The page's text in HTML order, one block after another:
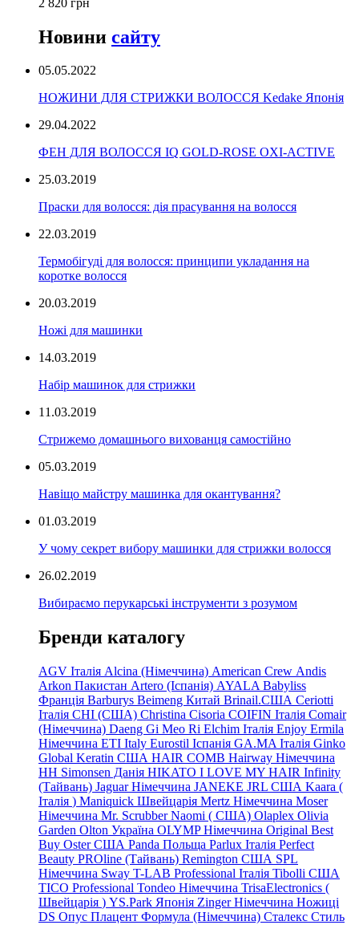
Новини сайту
05.05.2022
НОЖИНИ ДЛЯ СТРИЖКИ ВОЛОССЯ Kedake Японія
29.04.2022
ФЕН ДЛЯ ВОЛОССЯ IQ GOLD-ROSE OXI-ACTIVE
25.03.2019
Праски для волосся: дія прасування на волосся
22.03.2019
Термобігуді для волосся: принципи укладання на
коротке волосся
20.03.2019
Ножі для машинки
14.03.2019
Набір машинок для стрижки
11.03.2019
Стрижемо домашнього вихованця самостійно
05.03.2019
Навіщо майстру машинка для окантування?
01.03.2019
У чому секрет вибору машинки для стрижки волосся
26.02.2019
Вибираємо перукарські інструменти з розумом
Бренди каталогу
AGV Італія Alcina (Німеччина) American Crew Andis
Arkon Пакистан Artero (Іспанія) AYALA Babyliss
Франція Barburys Beimeng Китай Brinail.США Ceriotti
Італія CHI (США) Christina Cisoria COIFIN Італія Comair
(Німеччина) Daeng Gi Meo Ri Elchim Італія Enjoy Ermila
Німеччина ETI Italy Eurostil Іспанія GA.MA Італія Ginko
Global Keratin США HAIR COMB Hairway Німеччина
HH Simonsen Данія HIKATO I LOVE MY HAIR Infinity
(Тайвань) Jaguar Німеччина JANEKE JRL США Kaara (
Італія ) Maniquick Швейцарія Mertz Німеччина Moser
Німеччина Mr. Scrubber Naomi ( США) Olaplex Olivia
Garden Olton Україна OLYMP Німеччина Original Best
Buy Oster США Panda Польща Parlux Італія Perfect
Beauty PROline (Тайвань) Remington США SPL
Німеччина Sway T-LAB Professional Італія Tibolli США
TICO Professional Tondeo Німеччина TrisaElectronics (
Швейцарія ) YS.Park Японія Zinger Німеччина Ножиці
DS Опус Плацент Формула (Німеччина) Сталекс Стиль